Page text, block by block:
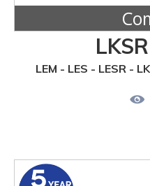
LEM - LES - LESR -